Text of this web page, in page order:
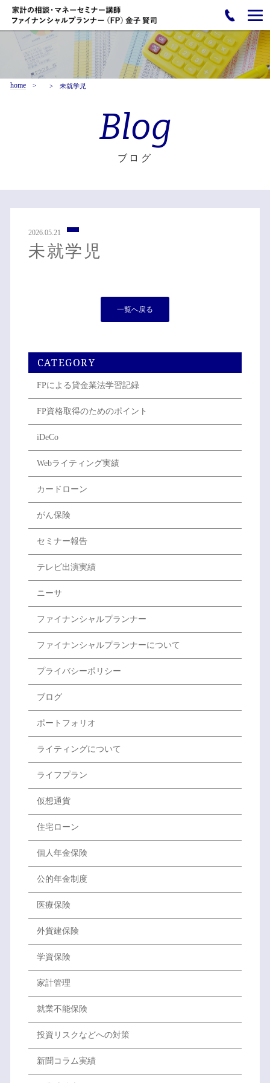
home 未就学児
Blog
ブログ
2026.05.21
未就学児
一覧へ戻る
CATEGORY
FPによる貸金業法学習記録
FP資格取得のためのポイント
iDeCo
Webライティング実績
カードローン
がん保険
セミナー報告
テレビ出演実績
ニーサ
ファイナンシャルプランナー
ファイナンシャルプランナーについて
プライバシーポリシー
ブログ
ポートフォリオ
ライティングについて
ライフプラン
仮想通貨
住宅ローン
個人年金保険
公的年金制度
医療保険
外貨建保険
学資保険
家計管理
就業不能保険
投資リスクなどへの対策
新聞コラム実績